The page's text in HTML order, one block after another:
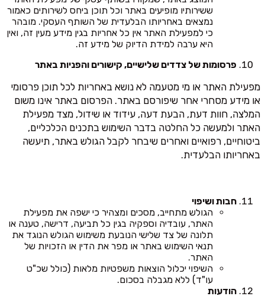
ששירותיו מופיעים באתר וכל תוכן ביחס לשירותים כאמור
נמצאים באחריותו הבלעדית של השותף העסקי. מובהר
כי למפעילת האתר אין כל אחריות בגין מידע מעין זה, ואין
היא ערבה למידת הדיוק של מידע זה.
פרסומות של צדדים שלישיים, קישורים והפניות באתר
מפעילת האתר או מי מטעמה לא נושא באחריות לכל תוכן פרסומי
או מידע מסחרי אחר שיפורסם באתר. הפרסום באתר אינו משום
המלצה, חוות דעת, הבעת דעה, עידוד או שידול, מצד מפעילת
האתר ולמעשה כל החלטה בדבר השימוש בתכנים הכלכליים,
ביטוחיים, רפואיים ואחרים שיבחר לקבל הגולש באתר, תיעשה
באחריותו הבלעדית.
חבות ושיפוי
הגולש מתחייב, מסכים ומצהיר כי ישפה את מפעילת
האתר, עובדיה וספקיה בגין כל תביעה, דרישה, טענה או
תלונה של צד שלישי הנובעת משימוש הגולש הנוגד את
תנאי השימוש באתר או מפר את הדין או הזכויות של
האתר.
השיפוי יכלול הוצאות משפטיות מלאות (כולל שכ"ט
עו"ד) ללא מגבלה בסכום.
הודעות